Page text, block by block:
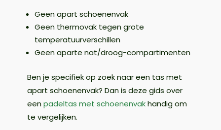
Geen apart schoenenvak
Geen thermovak tegen grote
temperatuurverschillen
Geen aparte nat/droog-compartimenten
Ben je specifiek op zoek naar een tas met
apart schoenenvak? Dan is deze gids over
eenpadeltas met schoenenvakhandig om
te vergelijken.